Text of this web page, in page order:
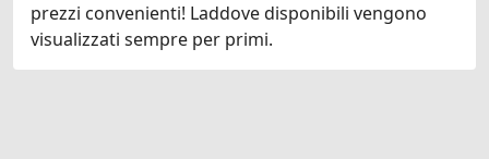
prezzi convenienti! Laddove disponibili vengono
visualizzati sempre per primi.